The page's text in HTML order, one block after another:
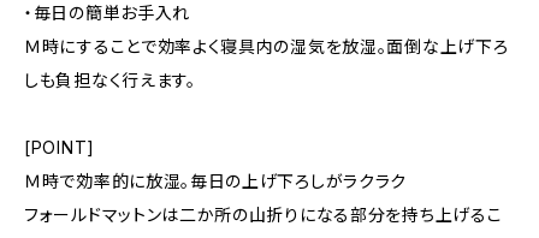
・毎日の簡単お手入れ
Ｍ時にすることで効率よく寝具内の湿気を放湿。面倒な上げ下ろ
しも負担なく行えます。
[POINT]
Ｍ時で効率的に放湿。毎日の上げ下ろしがラクラク
フォールドマットンは二か所の山折りになる部分を持ち上げるこ